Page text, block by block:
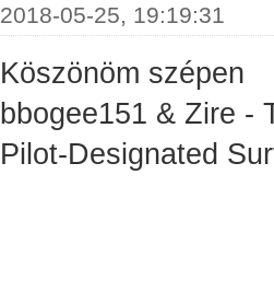
2018-05-25, 19:19:31
Köszönöm szépen
bbogee151 & Zire -
Pilot-Designated